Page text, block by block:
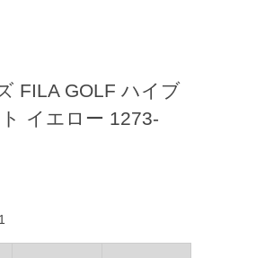
FILA GOLF ハイブ
イエロー 1273-